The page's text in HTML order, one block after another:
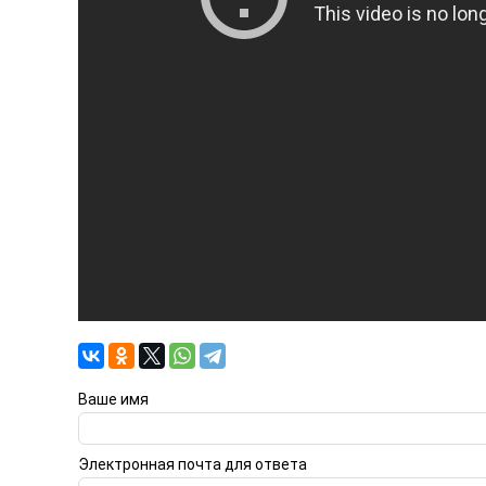
Ваше имя
Электронная почта для ответа